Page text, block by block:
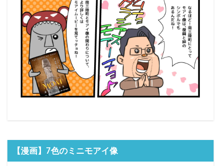
【漫画】7色のミニモアイ像